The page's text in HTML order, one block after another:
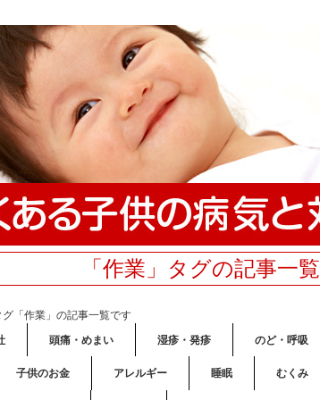
「作業」タグの記事一覧
「作業」の記事一覧です
頭痛・めまい 湿疹・発疹 のど・呼吸
子供のお金 アレルギー 睡眠 むくみ